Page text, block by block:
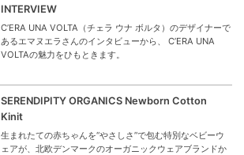
INTERVIEW
C’ERA UNA VOLTA（チェラ ウナ ボルタ）のデザイナーで
あるエマヌエラさんのインタビューから、 C’ERA UNA
VOLTAの魅力をひもときます。
SERENDIPITY ORGANICS Newborn Cotton
Kinit
生まれたての赤ちゃんを“やさしさ”で包む特別なベビーウ
ェアが、北欧デンマークのオーガニックウェアブランドか